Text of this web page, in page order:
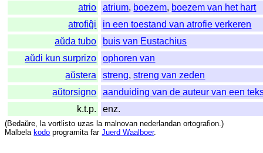
atrio
atrium, boezem, boezem van het hart
atrofiĝi
in een toestand van atrofie verkeren
aŭda tubo
buis van Eustachius
aŭdi kun surprizo
ophoren van
aŭstera
streng,streng van zeden
aŭtorsigno
aanduiding van de auteur van een
k.t.p.
enz.
(Bedaŭre, la vortlisto uzas la malnovan nederlandan ortografion.)
Malbela kodo programita far Juerd Waalboer.